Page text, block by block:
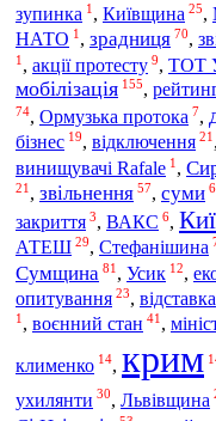
зупинка 1 , Київщина 25,
НАТО 1 , зрадниця 70,
1 , акції протесту 9, ТОТ
мобілізація 155,
74, Ормузька протока 7,
бізнес 19, відключення 21 ,
винищувачі Rafale 1 ,
21 , звільнення 57, суми
закриття 3, ВАКС 6,
АТЕШ 29, Стефанішина
Сумщина 81 , Усик 12,
опитування 23, відставка
1 , воєнний стан 41 ,
клименко 14, крим
ухилянти 30, Львівщина